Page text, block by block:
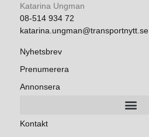
Katarina Ungman
08-514 934 72
katarina.ungman@transportnytt.se
Nyhetsbrev
Prenumerera
Annonsera
Kontakt